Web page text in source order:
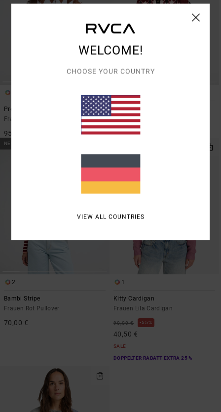
Prep
Frauen Braun Pullover
95,00 €
Fairisle
Frauen Schwarz Cardigan
100,00 €
NEUHEITEN
2
Bambi Stripe
Frauen Rot Pullover
70,00 €
1
Kitty Cardigan
Frauen Lila Cardigan
90,00 € 55%
40,50 €
SALE
DOPPELTER RABATT EXTRA 25 %
WELCOME!
CHOOSE YOUR COUNTRY
VIEW ALL COUNTRIES